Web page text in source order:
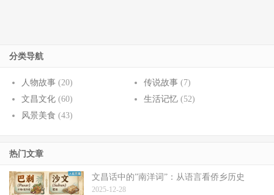
分类导航
人物故事 (20) 传说故事(7)
文昌文化 (60) 生活记忆(52)
风景美食 (43)
热门文章
文昌话中的”南洋词”：从语言看侨乡历史
2025-12-28